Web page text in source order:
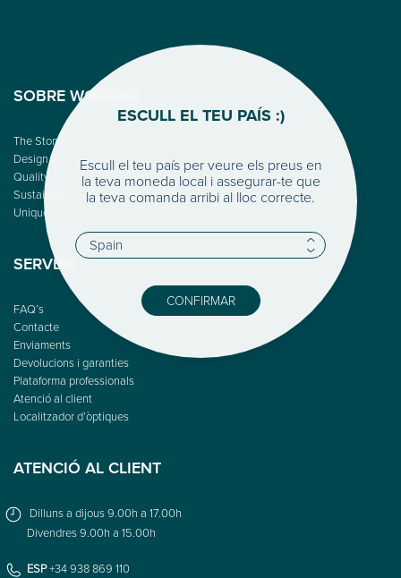
SOBRE WOODYS
The Story
Design & Color
Quality First
Sustainability
Unique People
SERVEIS
FAQ’s
Contacte
Enviaments
Devolucions i garanties
Plataforma professionals
Atenció al client
Localitzador d’òptiques
ATENCIÓ AL CLIENT
Dilluns a dijous 9.00h a 17.00h
Divendres 9.00h a 15.00h
ESP+34 938 869 110
ESCULL EL TEU PAÍS :)
Escull el teu país per veure els preus en
la teva moneda local i assegurar-te que
la teva comanda arribi al lloc correcte.
CONFIRMAR